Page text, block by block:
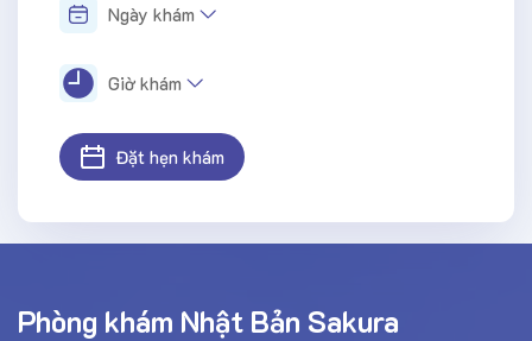
Ngày khám
Giờ khám
Đặt hẹn khám
Phòng khám Nhật Bản Sakura